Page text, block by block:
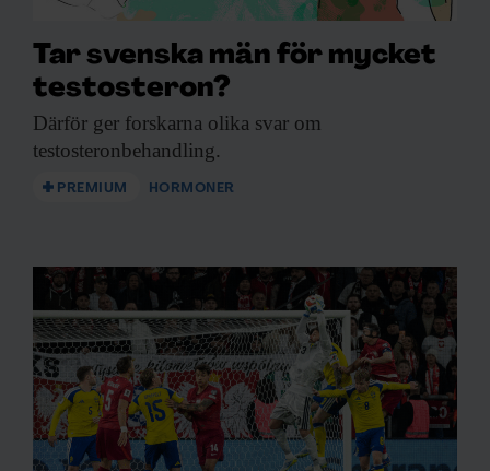
Tar svenska män för mycket
testosteron?
Därför ger forskarna olika svar om
testosteronbehandling.
PREMIUM HORMONER